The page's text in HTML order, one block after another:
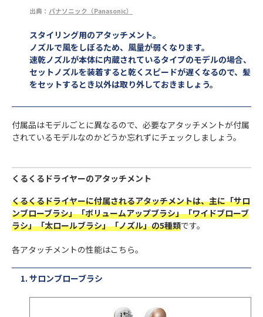
出典： パナソニック（Panasonic）
スタイリング用のアタッチメント。
ノズルで風をしぼるため、風量が弱くなります。
速乾ノズルが本体に内蔵されているタイプのモデルの場合、
セットノズルを装着すると乾くスピードが遅くなるので、髪
をセットするとき以外は取り外しておきましょう。
付属品はモデルごとに異なるので、必要なアタッチメントが付属
されているモデルなのかどうか忘れずにチェックしましょう。
くるくるドライヤーのアタッチメント
くるくるドライヤーに付属されるアタッチメントは、主に「サロ
ンブローブラシ」「ボリュームアップブラシ」「ワイドブローブ
ラシ」「太ロールブラシ」「ノズル」の5種類です。
各アタッチメントの性能はこちら。
サロンブローブラシ